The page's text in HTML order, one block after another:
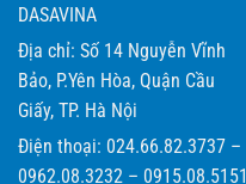
DASAVINA
Địa chỉ: Số 14 Nguyễn Vĩnh
Bảo, P.Yên Hòa, Quận Cầu
Giấy, TP. Hà Nội
Điện thoại: 024.66.82.3737 –
0962.08.3232 – 0915.08.5151